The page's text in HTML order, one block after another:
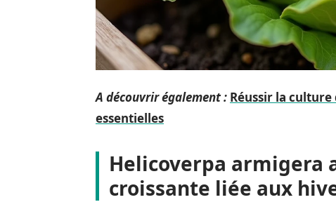
A découvrir également : Réussir la culture
essentielles
Helicoverpa armigera
croissante liée aux